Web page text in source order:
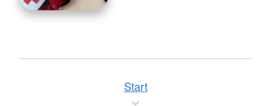
Start